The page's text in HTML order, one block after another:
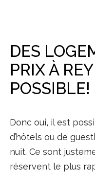
DES
PRIX À
POSSIBLE!
Donc oui, il est
d’hôtels ou de
nuit. Ce sont
réservent le plus